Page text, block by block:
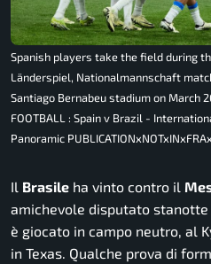
Spanish players take the field during
Länderspiel, Nationalmannschaft
Santiago Bernabeu stadium on March
FOOTBALL : Spain v Brazil -
Panoramic
Il Brasile ha vinto contro il
amichevole disputato
è giocato in campo neutro, al
in Texas. Qualche prova di